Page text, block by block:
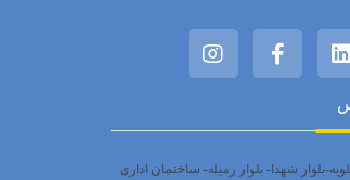
بلوار شهدا- بلوار رمیله- ساختمان اداری